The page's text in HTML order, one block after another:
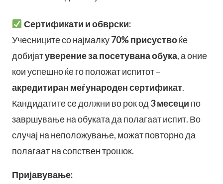
Сертификати и обврски:
Учесниците со најмалку70% присуствоќе
добијатуверение за посетувана обука, а оние
кои успешно ќе го положат испитот –
акредитиран меѓународен сертификат.
Кандидатите се должни во рок од 3 месеци по
завршување на обуката да полагаат испит. Во
случај на неположување, можат повторно да
полагаат на сопствен трошок.
Пријавување: